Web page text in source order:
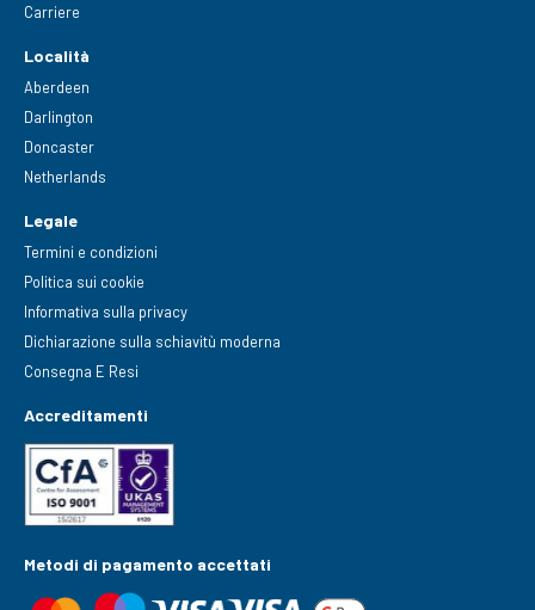
Carriere
Località
Aberdeen
Darlington
Doncaster
Netherlands
Legale
Termini e condizioni
Politica sui cookie
Informativa sulla privacy
Dichiarazione sulla schiavitù moderna
Consegna E Resi
Accreditamenti
Metodi di pagamento accettati